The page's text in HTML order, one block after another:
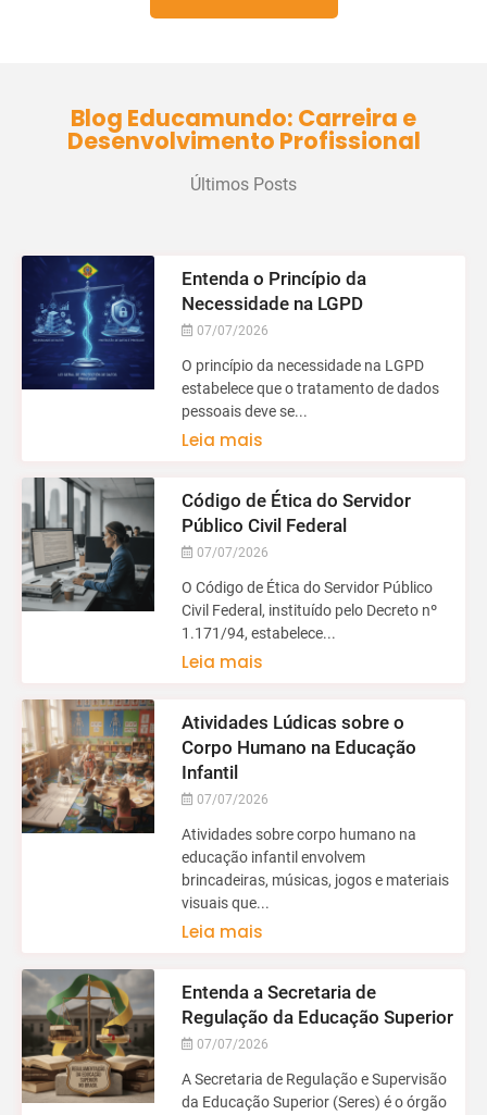
Blog Educamundo: Carreira e
Desenvolvimento Profissional
Últimos Posts
Entenda o Princípio da
Necessidade na LGPD
07/07/2026
O princípio da necessidade na LGPD
estabelece que o tratamento de dados
pessoais deve se...
Leia mais
Código de Ética do Servidor
Público Civil Federal
07/07/2026
O Código de Ética do Servidor Público
Civil Federal, instituído pelo Decreto nº
1.171/94, estabelece...
Leia mais
Atividades Lúdicas sobre o
Corpo Humano na Educação
Infantil
07/07/2026
Atividades sobre corpo humano na
educação infantil envolvem
brincadeiras, músicas, jogos e materiais
visuais que...
Leia mais
Entenda a Secretaria de
Regulação da Educação Superior
07/07/2026
A Secretaria de Regulação e Supervisão
da Educação Superior (Seres) é o órgão